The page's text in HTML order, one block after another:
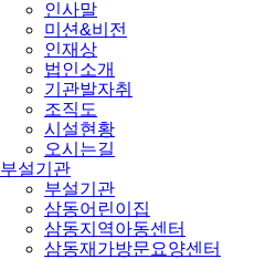
인사말
미션&비전
인재상
법인소개
기관발자취
조직도
시설현황
오시는길
부설기관
부설기관
삼동어린이집
삼동지역아동센터
삼동재가방문요양센터